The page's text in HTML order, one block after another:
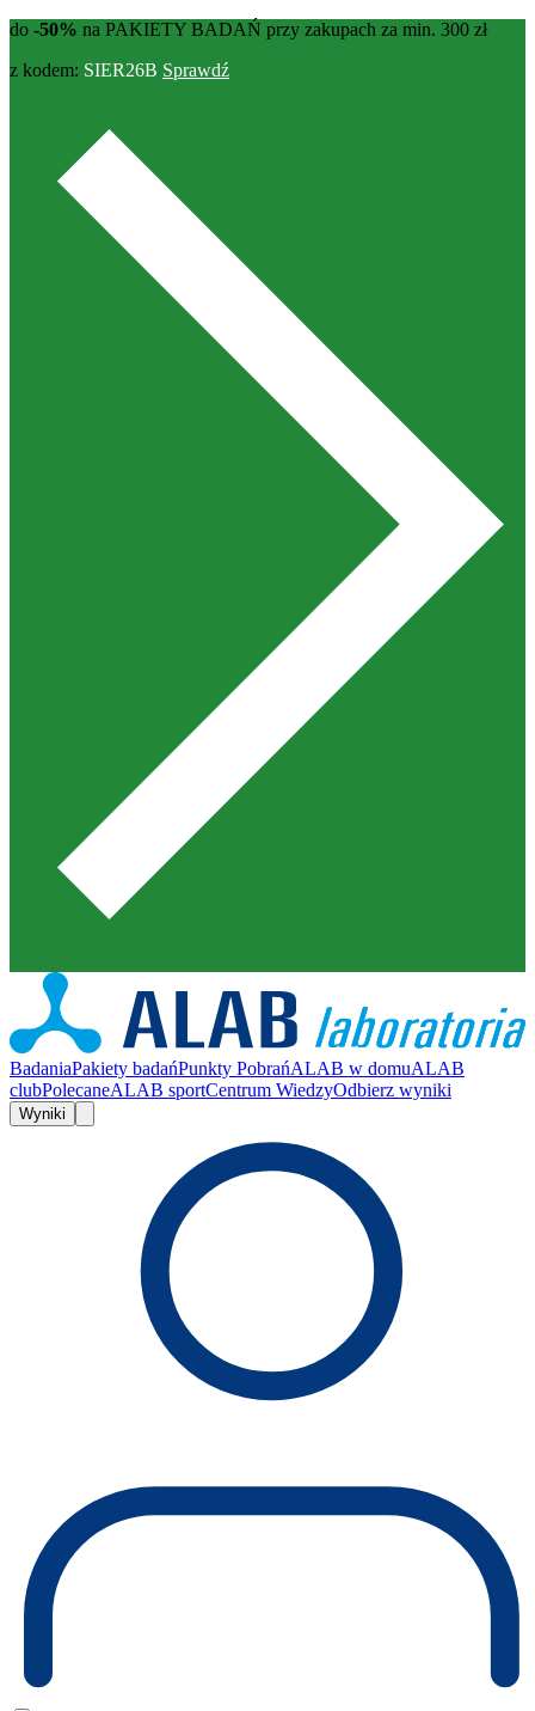
do -50% na PAKIETY BADAŃ przy zakupach za min. 300 zł
z kodem: SIER26B Sprawdź
BadaniaPakiety badańPunkty PobrańALAB w domuALAB
clubPolecaneALAB sportCentrum WiedzyOdbierz wyniki
Wyniki